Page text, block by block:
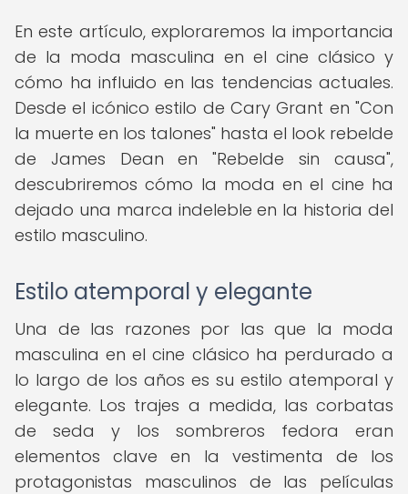
En este artículo, exploraremos la importancia
de la moda masculina en el cine clásico y
cómo ha influido en las tendencias actuales.
Desde el icónico estilo de Cary Grant en "Con
la muerte en los talones" hasta el look rebelde
de James Dean en "Rebelde sin causa",
descubriremos cómo la moda en el cine ha
dejado una marca indeleble en la historia del
estilo masculino.
Estilo atemporal y elegante
Una de las razones por las que la moda
masculina en el cine clásico ha perdurado a
lo largo de los años es su estilo atemporal y
elegante. Los trajes a medida, las corbatas
de seda y los sombreros fedora eran
elementos clave en la vestimenta de los
protagonistas masculinos de las películas